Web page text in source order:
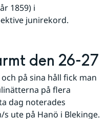
1859) i
junirekord.
den 26-27
på sina håll fick man
på flera
dag noterades
ute på Hanö i Blekinge.